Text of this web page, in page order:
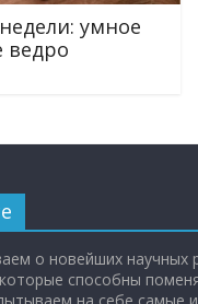
умное
ведро
о новейших научных
которые способны